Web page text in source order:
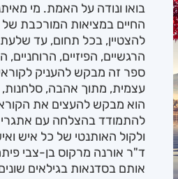
בואו ונודה על האמת. מי
החיים במציאות המורכבת
להצטיין, בכל תחום, עד
הרגשיים, הפיזיים,
ספר זה מבקש להעניק
עצמית, מתוך אהבה,
הוא מבקש להעצים את
להתמודד בהצלחה עם אתגרי
ולקול האותנטי של כל איש
ד"ר אורנה מרקוס בן-צבי
אותם בסדנאות בגילאים